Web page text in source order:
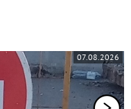
07.08.2026